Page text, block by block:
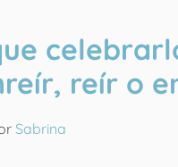
reír o
Sabrina